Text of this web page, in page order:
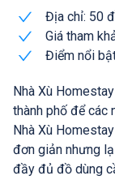
Địa chỉ: 50
Giá tham
Điểm nổi
Nhà Xù
thành phố để các
Nhà Xù
đơn giản nhưng
đầy đủ đồ dùng